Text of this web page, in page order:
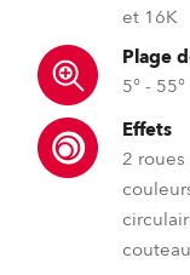
et 16K
Plage
5° - 55°
Effets
2